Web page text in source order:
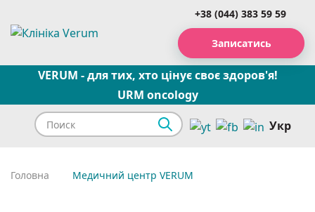
+38 (044) 383 59 59
Записатись
VERUM - для тих, хто цінує своє здоров'я!
URM oncology
Укр
Головна Медичний центр VERUM